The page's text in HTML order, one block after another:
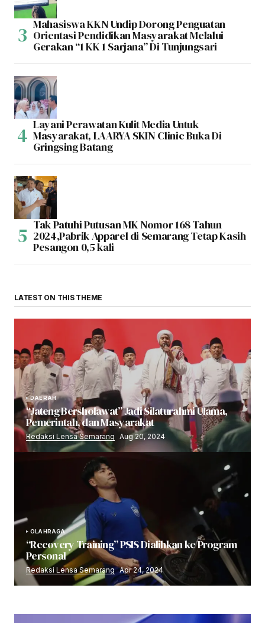
Mahasiswa KKN Undip Dorong Penguatan
Orientasi Pendidikan Masyarakat Melalui
Gerakan “1 KK 1 Sarjana” Di Tunjungsari
Layani Perawatan Kulit Media Untuk
Masyarakat, LAARYA SKIN Clinic Buka Di
Gringsing Batang
Tak Patuhi Putusan MK Nomor 168 Tahun
2024,Pabrik Apparel di Semarang Tetap Kasih
Pesangon 0,5 kali
LATEST ON THIS THEME
DAERAH
“Jateng Bersholawat” Jadi Silaturahmi Ulama,
Pemerintah, dan Masyarakat
Redaksi Lensa Semarang Aug 20, 2024
OLAHRAGA
“Recovery Training” PSIS Dialihkan ke Program
Personal
Redaksi Lensa Semarang Apr 24, 2024